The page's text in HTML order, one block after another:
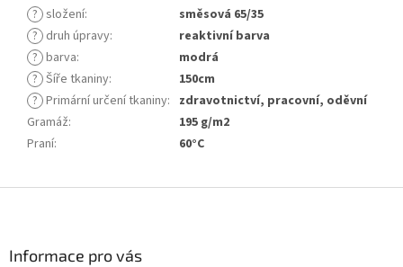
? složení:
směsová 65/35
? druh úpravy:
reaktivní barva
? barva:
modrá
? Šíře tkaniny:
150cm
? Primární určení tkaniny: zdravotnictví, pracovní, oděvní
Gramáž:
195 g/m2
Praní: 60°C
Informace pro vás